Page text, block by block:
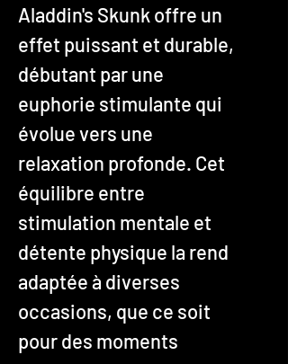
Aladdin's Skunk offre un
effet puissant et durable,
débutant par une
euphorie stimulante qui
évolue vers une
relaxation profonde. Cet
équilibre entre
stimulation mentale et
détente physique la rend
adaptée à diverses
occasions, que ce soit
pour des moments